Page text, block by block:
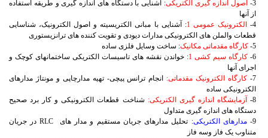
3-
اصول اندازه گیری الکتریکی: آشنایی با دستگاه های اندازه گیری و طریقه استفاده
از آنها
4-
الکترونیک عمومی 1 : آشنایی با مبانی الکتریسیته و اصول الکترونیک، شناسایی
قطعات والملن های الکترونیکی مدارات دیودی و تقویت کننده های ترانزیستوری
5- کارگاه مقدماتی مکانیک: ساخت وسایل فلزی ساده
6- کارگاه سیم کشی 1
: خواندن نقشه های تاسیسات الکتریکی ساختمانهای کوچک و
اجرای آنها
7-
کارگاه الکترونیک مقدماتی: انجام ترانس پیچی- تهیه مدارچاپی و مونتاژ مدارهای
الکترونیکی ساده
8-
آزمایشگاه اندازه گیری الکتریکی: شناخت قطعات الکترونیکی و کار برد صحیح
دستگاه های اندازه گیری متداول
9-
مدارهای الکتریکی: تحلیل مدارهای جریان مستقیم و مدار های RLC در جریان
متناوب یک فاز وسه فاز